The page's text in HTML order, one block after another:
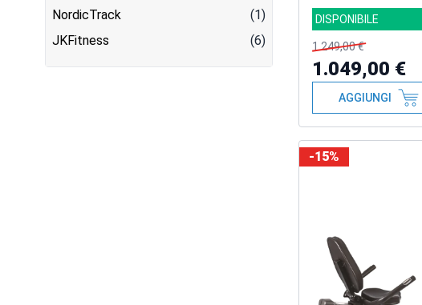
NordicTrack
(1)
JKFitness
(6)
DISPONIBILE
1.249,00 €
1.049,00 €
AGGIUNGI
-15%